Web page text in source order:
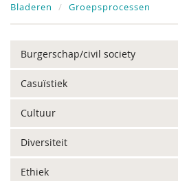
Bladeren Groepsprocessen
Burgerschap/civil society
Casuïstiek
Cultuur
Diversiteit
Ethiek